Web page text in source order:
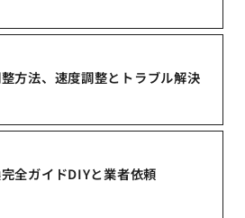
方法、速度調整とトラブル解決
全ガイドDIYと業者依頼